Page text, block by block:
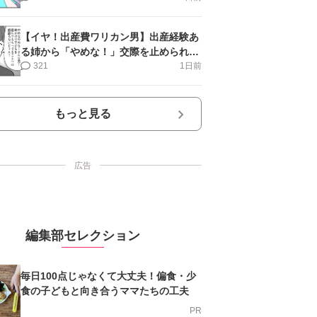
【イヤ！出産費ワリカン男】出産経験あ
る姉から「やめな！」交際を止められ＜
第12話＞#4コマ母道場
1日前
321
もっと見る
広告
編集部セレクション
毎日100点じゃなくて大丈夫！偏食・少
食の子どもと向き合うママたちの工夫
PR